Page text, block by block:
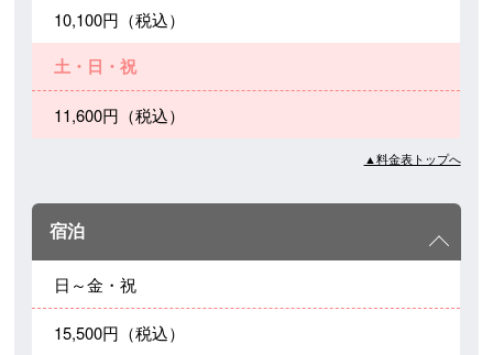
10,100円（税込）
土・日・祝
11,600円（税込）
▲料金表トップへ
宿泊
日～金・祝
15,500円（税込）